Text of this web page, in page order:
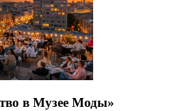
в Музее Моды»